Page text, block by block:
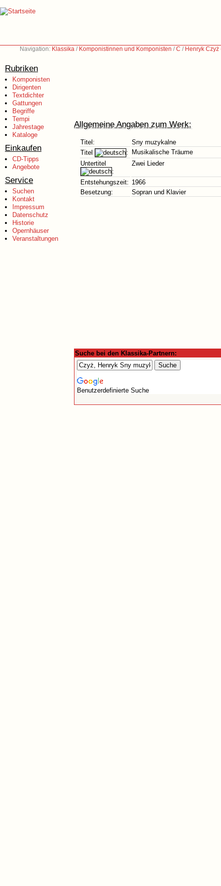
Navigation: Klassika / Komponistinnen und Komponisten /C / Henryk
Rubriken
Komponisten
Dirigenten
Textdichter
Gattungen
Begriffe
Tempi
Jahrestage
Kataloge
Einkaufen
CD-Tipps
Angebote
Service
Suchen
Kontakt
Impressum
Datenschutz
Historie
Opernhäuser
Veranstaltungen
Allgemeine Angaben zum Werk:
Titel:
Sny muzykalne
Titel
:
Musikalische Träume
Untertitel
:
Zwei Lieder
Entstehungszeit: 1966
Besetzung:
Sopran und Klavier
Suche bei den Klassika-Partnern:
Benutzerdefinierte Suche